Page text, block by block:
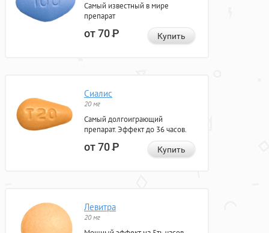
Самый известный в мире
препарат
от 70Р Купить
Сиалис
20 мг
Самый долгоиграющий
препарат. Эффект до 36 часов.
от 70Р Купить
Левитра
20 мг